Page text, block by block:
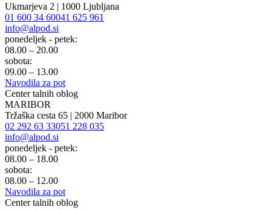
Ukmarjeva 2 | 1000 Ljubljana
01 600 34 60041 625 961
info@alpod.si
ponedeljek - petek:
08.00 – 20.00
sobota:
09.00 – 13.00
Navodila za pot
Center talnih oblog
MARIBOR
Tržaška cesta 65 | 2000 Maribor
02 292 63 33051 228 035
info@alpod.si
ponedeljek - petek:
08.00 – 18.00
sobota:
08.00 – 12.00
Navodila za pot
Center talnih oblog